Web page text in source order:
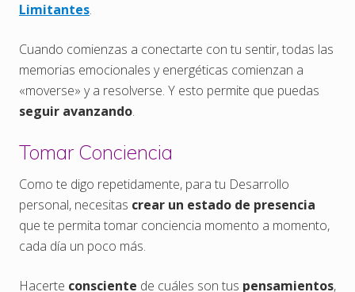
Limitantes.
Cuando comienzas a conectarte con tu sentir, todas las
memorias emocionales y energéticas comienzan a
«moverse» y a resolverse. Y esto permite que puedas
seguir avanzando.
Tomar Conciencia
Como te digo repetidamente, para tu Desarrollo
personal, necesitas crear un estado de presencia
que te permita tomar conciencia momento a momento,
cada día un poco más.
Hacerte consciente de cuáles son tus pensamientos,